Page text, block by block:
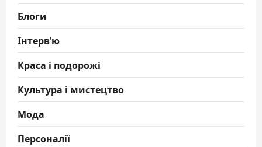
Блоги
Інтерв'ю
Краса і подорожі
Культура і мистецтво
Мода
Персоналії